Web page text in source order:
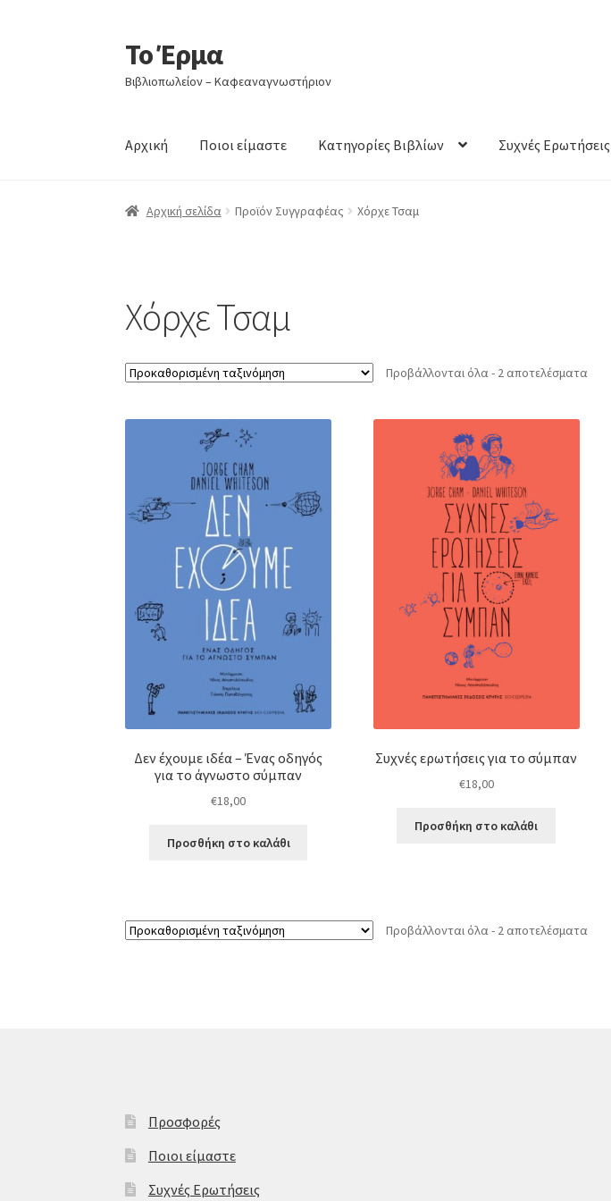
Απευθείας
μετάβαση
στην
Μετάβαση
σε
περιεχόμενο
Το Έρμα
Βιβλιοπωλείον – Καφεαναγνωστήριον
Αρχική Ποιοι είμαστε Κατηγορίες Βιβλίων Συχνές Ερωτήσεις
Αρχική σελίδα Προϊόν Συγγραφέας Χόρχε Τσαμ
Χόρχε Τσαμ
Προβάλλονται όλα - 2 αποτελέσματα
Δεν έχουμε ιδέα – Ένας οδηγός
για το άγνωστο σύμπαν
€18,00
Προσθήκη στο καλάθι
Συχνές ερωτήσεις για το σύμπαν
€18,00
Προσθήκη στο καλάθι
Προβάλλονται όλα - 2 αποτελέσματα
Προσφορές
Ποιοι είμαστε
Συχνές Ερωτήσεις